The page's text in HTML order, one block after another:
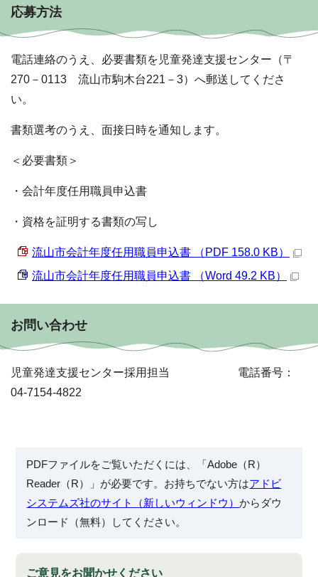
応募方法
電話連絡のうえ、必要書類を児童発達支援センター（〒
270－0113 流山市駒木台221－3）へ郵送してくださ
い。
書類選考のうえ、面接日時を通知します。
＜必要書類＞
・会計年度任用職員申込書
・資格を証明する書類の写し
流山市会計年度任用職員申込書 （PDF 158.0 KB）
流山市会計年度任用職員申込書 （Word 49.2 KB）
お問い合わせ
児童発達支援センター採用担当 電話番号：
04-7154-4822
PDFファイルをご覧いただくには、「Adobe（R）
Reader（R）」が必要です。お持ちでない方はアドビ
システムズ社のサイト（新しいウィンドウ）からダウ
ンロード（無料）してください。
ご意見をお聞かせください